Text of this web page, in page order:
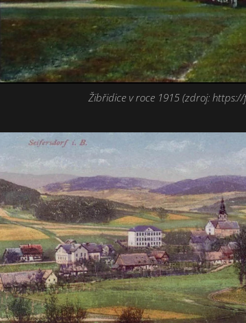
Žibřidice v roce 1915 (zdroj: